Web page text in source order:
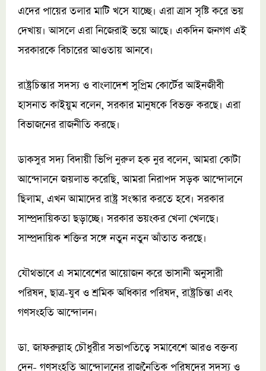
এদের পায়ের তলার মাটি খসে যাচ্ছে। এরা ত্রাস সৃষ্টি করে ভয়
দেখায়। আসলে এরা নিজেরাই ভয়ে আছে। একদিন জনগণ এই
সরকারকে বিচারের আওতায় আনবে।
রাষ্ট্রচিন্তার সদস্য ও বাংলাদেশ সুপ্রিম কোর্টের আইনজীবী
হাসনাত কাইয়ুম বলেন, সরকার মানুষকে বিভক্ত করছে। এরা
বিভাজনের রাজনীতি করছে।
ডাকসুর সদ্য বিদায়ী ভিপি নুরুল হক নুর বলেন, আমরা কোটা
আন্দোলনে জয়লাভ করেছি, আমরা নিরাপদ সড়ক আন্দোলনে
ছিলাম, এখন আমাদের রাষ্ট্র সংস্কার করতে হবে। সরকার
সাম্প্রদায়িকতা ছড়াচ্ছে। সরকার ভয়ংকর খেলা খেলছে।
সাম্প্রদায়িক শক্তির সঙ্গে নতুন নতুন আঁতাত করছে।
যৌথভাবে এ সমাবেশের আয়োজন করে ভাসানী অনুসারী
পরিষদ, ছাত্র-যুব ও শ্রমিক অধিকার পরিষদ, রাষ্ট্রচিন্তা এবং
গণসংহতি আন্দোলন।
ডা. জাফরুল্লাহ চৌধুরীর সভাপতিত্বে সমাবেশে আরও বক্তব্য
দেন- গণসংহতি আন্দোলনের রাজনৈতিক পরিষদের সদস্য ও